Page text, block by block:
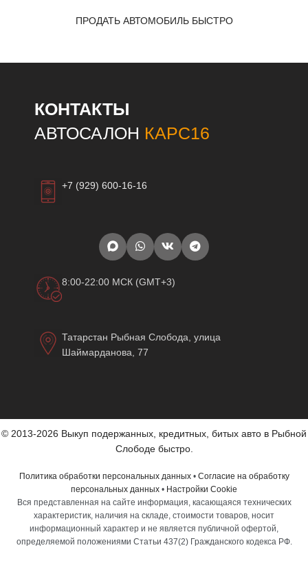
ПРОДАТЬ АВТОМОБИЛЬ БЫСТРО
КОНТАКТЫ
АВТОСАЛОН КАРС16
+7 (929) 600-16-16
8:00-22:00 МСК (GMT+3)
Татарстан Рыбная Слобода, улица
Шаймарданова, 77
© 2013-2026 Выкуп подержанных, кредитных, битых авто в Рыбной
Слободе быстро.
Политика обработки персональных данных• Согласие на обработку
персональных данных • Настройки Cookie
Вся представленная на сайте информация, касающаяся технических
характеристик, наличия на складе, стоимости товаров, носит
информационный характер и не является публичной офертой,
определяемой положениями Статьи 437(2) Гражданского кодекса РФ.